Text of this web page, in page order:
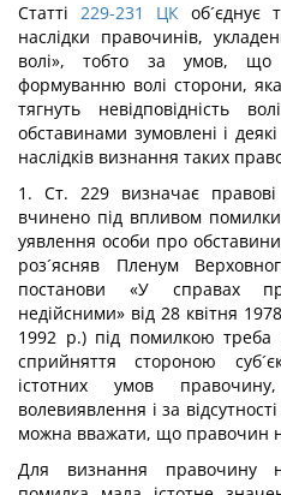
Статті 229-231 ЦК
наслідки правочинів,
волі», тобто за умов, що
формуванню волі сторони,
тягнуть невідповідність
обставинами зумовлені і
наслідків визнання таких
1. Ст. 229 визначає
вчинено під впливом
уявлення особи про
роз´ясняв Пленум
постанови «У справах
недійсними» від 28 квітня
1992 р.) під помилкою треба
сприйняття стороною
істотних умов
волевиявлення і за
можна вважати, що правочин
Для визнання правочину